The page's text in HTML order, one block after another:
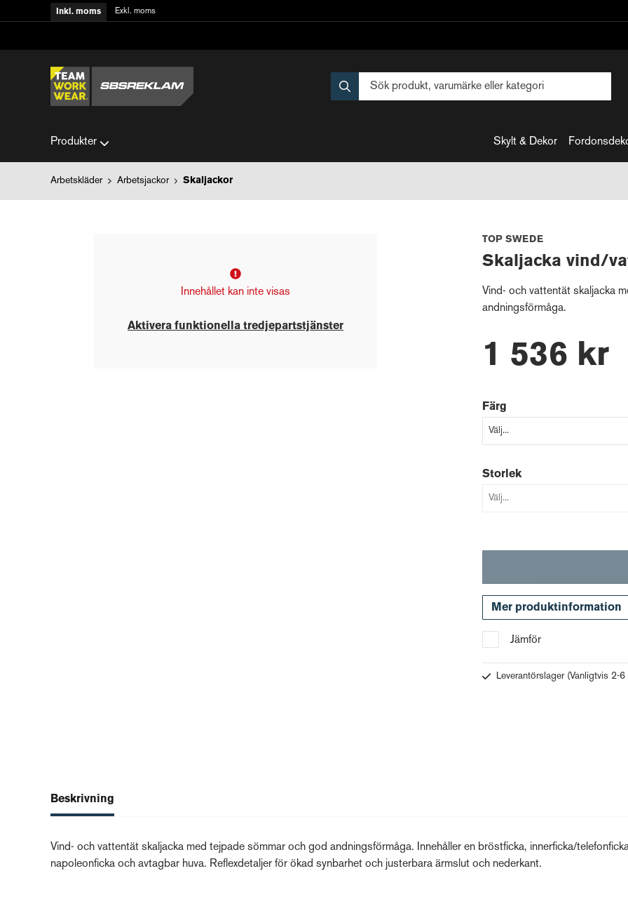
Inkl. moms Exkl. moms
Produkter Skylt & Dekor
Arbetskläder Arbetsjackor Skaljackor
Innehållet kan inte visas
Aktivera funktionella tredjepartstjänster
TOP SWEDE
Skaljacka vind/
Vind- och vattentät skaljacka
andningsförmåga.
1 536 kr
Färg
Storlek
Mer produktinformation
Jämför
Leverantörslager (Vanligtvis 2-
Beskrivning
Vind- och vattentät skaljacka med tejpade sömmar och god andningsförmåga. Innehåller en bröstficka, innerficka/
napoleonficka och avtagbar huva. Reflexdetaljer för ökad synbarhet och justerbara ärmslut och nederkant.